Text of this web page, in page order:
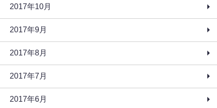
2017年10月
2017年9月
2017年8月
2017年7月
2017年6月